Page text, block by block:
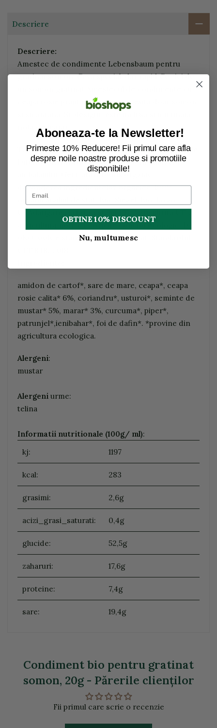
Descriere
Descriere:
Amestec de condimente Lebensbaum pentru
gratinat somon. Ceva special, dar rapid Ce zici de
ceapa rosie prajita si mustar necesita doar somon
si smantana. Si, desigur, este inclusa si minunata
nota de marar.
Tara / Regiunea de origine Ingrediente principale:
Diferite tariTara de procesare: GermaniaTara
ambalajului: GermaniaProdus organic:
daPonderea ingredientelor organice: 100%
organicSigiliul de stat: Bio-Siegel, Bio-Logo
agricultura non-UECorp de control ecologic: DE-
oKO-001Ce standard este indeplinit: Standardul
amidon de cartof*, sare de mare, ceapa*, ceapa
rosie calita* 6%, coriandru*, usturoi*, seminte de
mustar* 5%, marar* 3%, curcuma*, piper*,
patrunjel*,ienibahar*, foi de dafin*. *provine din
agricultura ecologica.
Alergeni:
mustar
Alergeni urme:
telina
Informatii nutritionale (100g/ ml):
kj:
1197
kcal: 283
grasimi: 2,6g
acizi_grasi_saturati: 0,4g
glucide: 52,5g
zaharuri: 17,6g
proteine: 7,4g
sare: 19,4g
Condiment bio pentru gratinat
somon, 20g - Părerile clienţilor
Fii primul care scrie o recenzie
Aboneaza-te la Newsletter!
Primeste 10% Reducere! Fii primul care afla
despre noile noastre produse si promotiile
disponibile!
OBTINE 10% DISCOUNT
Nu, multumesc